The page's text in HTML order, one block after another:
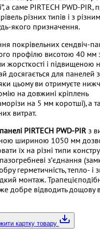
а саме PIRTECH PWD-PIR,
різних типів і з
якого призначення.
покрівельних сендвіч-
профілю висотою 40 мм
жорсткості і підвищеною
досягається для панелей
цьому ви отримуєте
на довжині кріплень
на 5 мм коротші), а
витрат.
PIRTECH PWD-PIR з
шириною 1050 мм
їх на різні типи
зʼєднання
герметичність, тепло- і
монтаж.
добре відводить дощову
картку товару